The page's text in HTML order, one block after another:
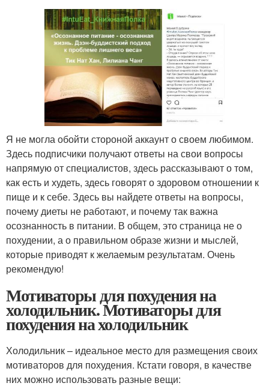
Я не могла обойти стороной аккаунт о своем любимом.
Здесь подписчики получают ответы на свои вопросы
напрямую от специалистов, здесь рассказывают о том,
как есть и худеть, здесь говорят о здоровом отношении к
пище и к себе. Здесь вы найдете ответы на вопросы,
почему диеты не работают, и почему так важна
осознанность в питании. В общем, это страница не о
похудении, а о правильном образе жизни и мыслей,
которые приводят к желаемым результатам. Очень
рекомендую!
Мотиваторы для похудения на
холодильник. Мотиваторы для
похудения на холодильник
Холодильник – идеальное место для размещения своих
мотиваторов для похудения. Кстати говоря, в качестве
них можно использовать разные вещи: